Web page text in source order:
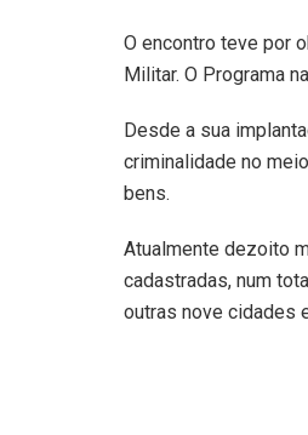
O encontro teve por
Militar. O Programa
Desde a sua
criminalidade no
bens.
Atualmente dezoito
cadastradas, num
outras nove cidades